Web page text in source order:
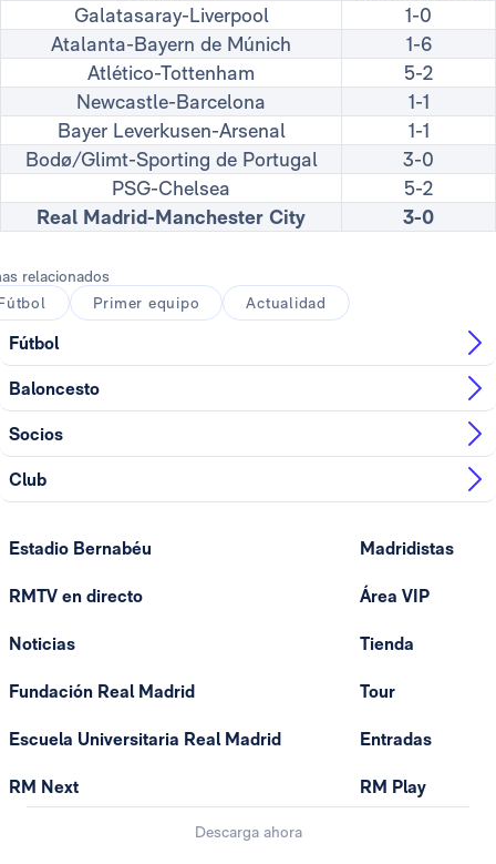
Galatasaray-Liverpool
1-0
Atalanta-Bayern de Múnich
1-6
Atlético-Tottenham
5-2
Newcastle-Barcelona
1-1
Bayer Leverkusen-Arsenal
1-1
Bodø/Glimt-Sporting de Portugal
3-0
PSG-Chelsea
5-2
Real Madrid-Manchester City
3-0
relacionados
Primer equipo Actualidad
Fútbol
Baloncesto
Socios
Club
Estadio Bernabéu
RMTV en directo
Noticias
Fundación Real Madrid
Escuela Universitaria Real Madrid
RM Next
Madridistas
Área VIP
Tienda
Tour
Entradas
RM Play
Descarga ahora